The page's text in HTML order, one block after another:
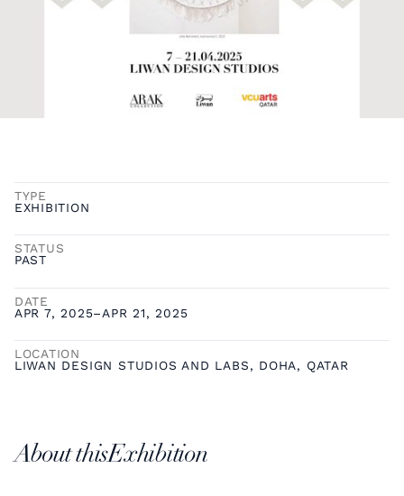
About thisExhibition
TYPE
EXHIBITION
STATUS
PAST
DATE
APR 7, 2025–APR 21, 2025
LOCATION
LIWAN DESIGN STUDIOS AND LABS, DOHA, QATAR